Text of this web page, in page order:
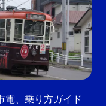
電、乗り方ガイド